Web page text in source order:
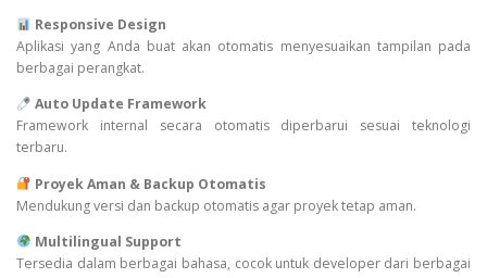
Responsive Design
Aplikasi yang Anda buat akan otomatis menyesuaikan tampilan pada
berbagai perangkat.
Auto Update Framework
Framework internal secara otomatis diperbarui sesuai teknologi
terbaru.
Proyek Aman & Backup Otomatis
Mendukung versi dan backup otomatis agar proyek tetap aman.
Multilingual Support
Tersedia dalam berbagai bahasa, cocok untuk developer dari berbagai